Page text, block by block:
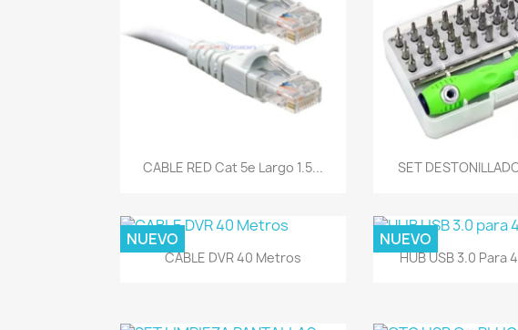
Vista rápida
CABLE RED Cat 5e Largo 1.5... Vista
SET
Vista rápida
CABLE DVR 40 Metros
NUEVO
 Vista
HUB USB 3.0 Para
NUEVO